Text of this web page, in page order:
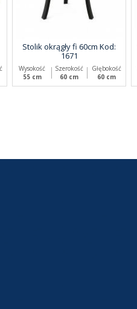
Stolik okrągły fi 60cm Kod:
1671
Wysokość
55 cm
Szerokość
60 cm
Głębokość
60 cm